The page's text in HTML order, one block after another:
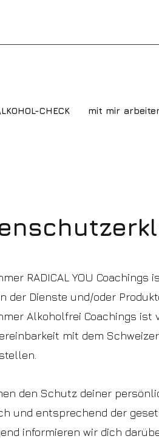
CHECK mit mir
RADICAL YOU
der Dienste und/oder
Alkoholfrei Coachings
mit dem
den Schutz deiner
und entsprechend der
informieren wir dich